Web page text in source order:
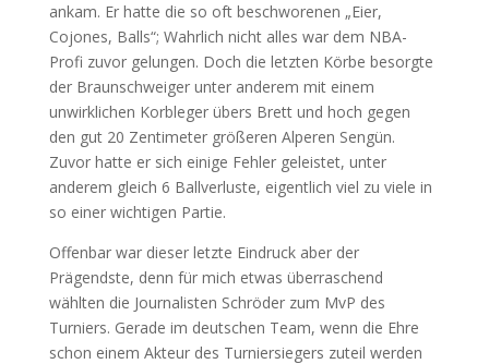
ankam. Er hatte die so oft beschworenen „Eier,
Cojones, Balls“; Wahrlich nicht alles war dem NBA-
Profi zuvor gelungen. Doch die letzten Körbe besorgte
der Braunschweiger unter anderem mit einem
unwirklichen Korbleger übers Brett und hoch gegen
den gut 20 Zentimeter größeren Alperen Sengün.
Zuvor hatte er sich einige Fehler geleistet, unter
anderem gleich 6 Ballverluste, eigentlich viel zu viele in
so einer wichtigen Partie.
Offenbar war dieser letzte Eindruck aber der
Prägendste, denn für mich etwas überraschend
wählten die Journalisten Schröder zum MvP des
Turniers. Gerade im deutschen Team, wenn die Ehre
schon einem Akteur des Turniersiegers zuteil werden